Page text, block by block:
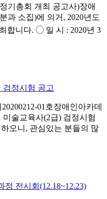
기총회 개최 공고사)장애
과 소집)에 의거, 2020년도
합니다. ◯ 일 시 : 2020년 3
검정시험 공고
01호장애인아카데
술교육사(2급) 검정시험
오니, 관심있는 분들의 많
전시회(12.18~12.23)